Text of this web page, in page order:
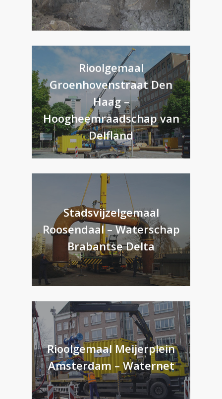
Rioolgemaal
Groenhovenstraat Den
Haag –
Hoogheemraadschap van
Delfland
Stadsvijzelgemaal
Roosendaal – Waterschap
Brabantse Delta
Rioolgemaal Meijerplein
Amsterdam – Waternet